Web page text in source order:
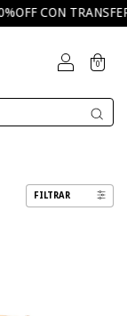
DESDE
0
FILTRAR